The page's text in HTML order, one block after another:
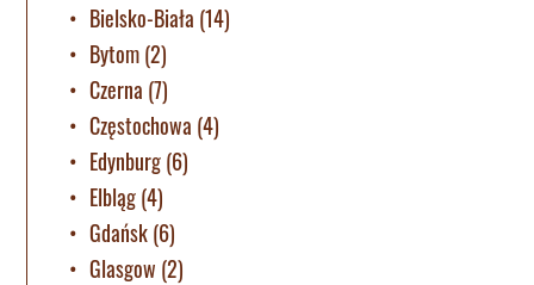
Bielsko-Biała (14)
Bytom(2)
Czerna (7)
Częstochowa (4)
Edynburg(6)
Elbląg(4)
Gdańsk(6)
Glasgow (2)